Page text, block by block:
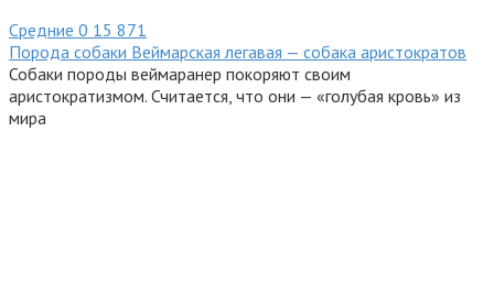
Средние 0 15 871
Порода собаки Веймарская легавая — собака аристократов
Собаки породы веймаранер покоряют своим
аристократизмом. Считается, что они — «голубая кровь» из
мира